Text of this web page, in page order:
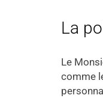
La
Le
comme